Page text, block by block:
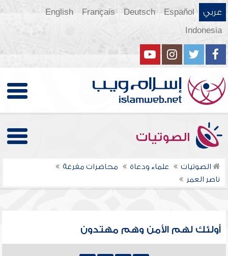
عربي Español
Deutsch
Français
English
Indonesia
الصوتيات
الصوتيات علماء ودعاة
محاضرات مفرغة
ناصر العمر
أولئك لهم الأمن وهم مهتدون